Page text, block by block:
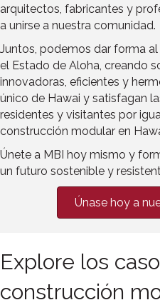
arquitectos, fabricantes y
a unirse a nuestra comunidad.
Juntos, podemos dar forma
el Estado de Aloha, creando
innovadoras, eficientes y
único de Hawai y satisfagan
residentes y visitantes por
construcción modular en
Únete a MBI hoy mismo y
un futuro sostenible y
Únase hoy a
Explore los
construcción